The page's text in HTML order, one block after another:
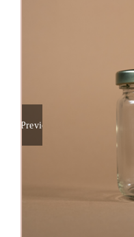
Previous